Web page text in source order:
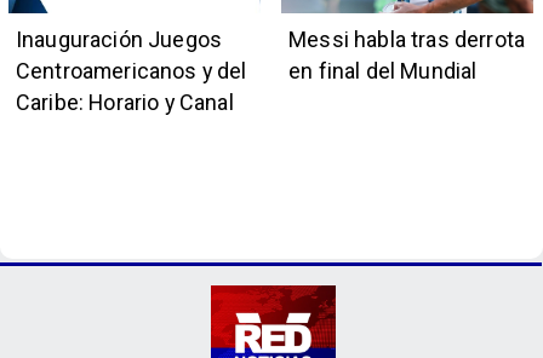
Inauguración Juegos
Centroamericanos y del
Caribe: Horario y Canal
Messi habla tras derrota
en final del Mundial